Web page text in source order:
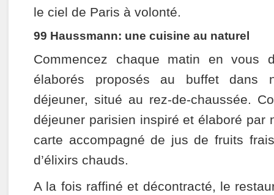
le ciel de Paris à volonté.
99 Haussmann: une cuisine au naturel
Commencez chaque matin en vous
élaborés proposés au buffet dans
déjeuner, situé au rez-de-chaussée.
déjeuner parisien inspiré et élaboré par
carte accompagné de jus de fruits
d’élixirs chauds.
A la fois raffiné et décontracté, le